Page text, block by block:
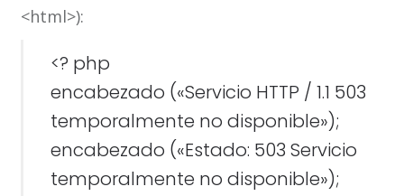
<html>):
<? php
encabezado («Servicio HTTP / 1.1 503
temporalmente no disponible»);
encabezado («Estado: 503 Servicio
temporalmente no disponible»);